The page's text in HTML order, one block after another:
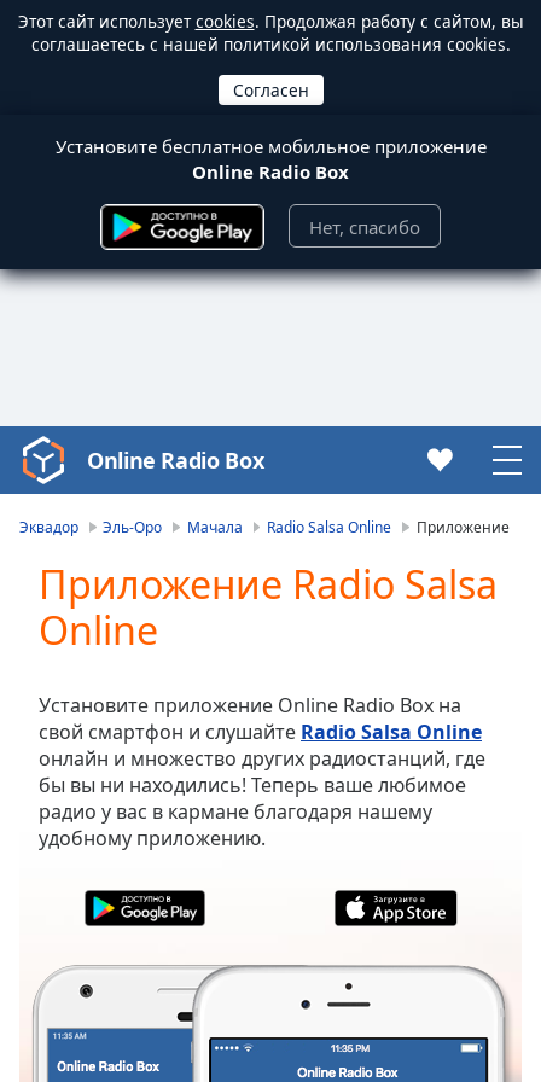
Этот сайт используетcookies. Продолжая работу с сайтом, вы
соглашаетесь с нашей политикой использования cookies.
Установите бесплатное мобильное приложение
Online Radio Box
Нет, спасибо
Video
Player
Video
Skip
Forward
Mute
Current
Time0:00
Duration-:-
Seek to
live,
behind
LIVE
Online Radio Box
Эквадор Эль-Оро Мачала Radio Salsa Online Приложение
Приложение Radio Salsa
Online
Установите приложение Online Radio Box на
свой смартфон и слушайте Radio Salsa Online
онлайн и множество других радиостанций, где
бы вы ни находились! Теперь ваше любимое
радио у вас в кармане благодаря нашему
удобному приложению.